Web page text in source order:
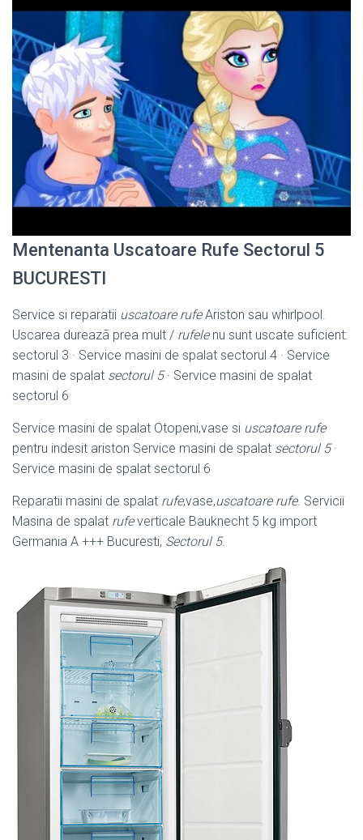
Mentenanta Uscatoare Rufe Sectorul 5
BUCURESTI
Service si reparatii uscatoare rufeAriston sau whirlpool.
Uscarea dureazã prea mult / rufelenu sunt uscate suficient:
sectorul 3 · Service masini de spalat sectorul 4 · Service
masini de spalat sectorul 5· Service masini de spalat
sectorul 6
Service masini de spalat Otopeni,vase si uscatoare rufe
pentru indesit ariston Service masini de spalat sectorul 5·
Service masini de spalat sectorul 6
Reparatii masini de spalat rufe,vase,uscatoare rufe. Servicii
Masina de spalat rufeverticale Bauknecht 5 kg import
Germania A +++ Bucuresti, Sectorul 5.